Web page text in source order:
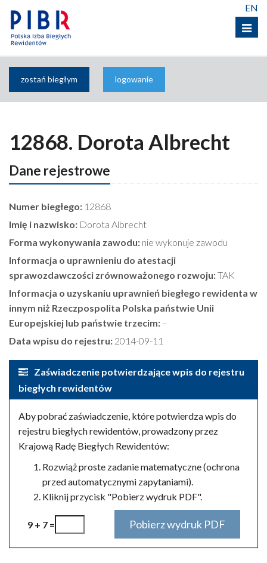
Menu
EN
zostań biegłym logowanie
12868. Dorota Albrecht
Dane rejestrowe
Numer biegłego: 12868
Imię i nazwisko: Dorota Albrecht
Forma wykonywania zawodu: nie wykonuje zawodu
Informacja o uprawnieniu do atestacji
sprawozdawczości zrównoważonego rozwoju:TAK
Informacja o uzyskaniu uprawnień biegłego rewidenta w
innym niż Rzeczpospolita Polska państwie Unii
Europejskiej lub państwie trzecim: –
Data wpisu do rejestru: 2014-09-11
Zaświadczenie potwierdzające wpis do rejestru
biegłych rewidentów
Aby pobrać zaświadczenie, które potwierdza wpis do
rejestru biegłych rewidentów, prowadzony przez
Krajową Radę Biegłych Rewidentów:
Rozwiąż proste zadanie matematyczne (ochrona
przed automatycznymi zapytaniami).
Kliknij przycisk "Pobierz wydruk PDF".
9 + 7 =